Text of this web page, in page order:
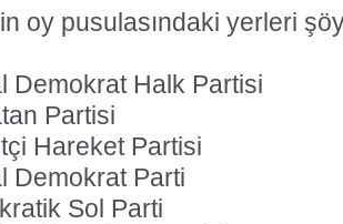
oy pusulasındaki yerleri
Demokrat Halk Partisi
Partisi
Hareket Partisi
Demokrat Parti
Sol Parti